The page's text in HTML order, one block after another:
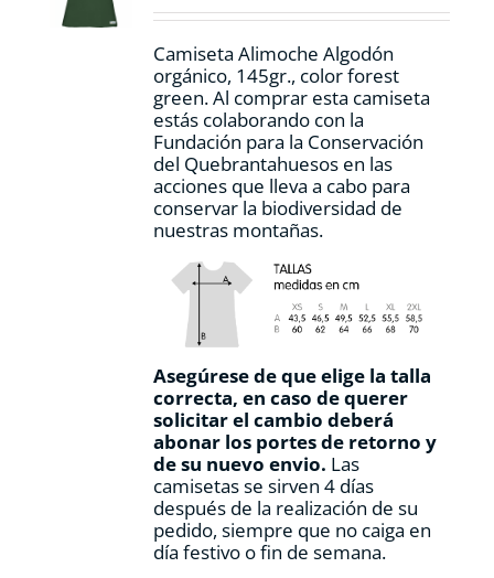
en
página
de
producto
Camiseta Alimoche Algodón
orgánico, 145gr., color forest
green. Al comprar esta camiseta
estás colaborando con la
Fundación para la Conservación
del Quebrantahuesos en las
acciones que lleva a cabo para
conservar la biodiversidad de
nuestras montañas.
Asegúrese de que elige la talla
correcta, en caso de querer
solicitar el cambio deberá
abonar los portes de retorno y
de su nuevo envio. Las
camisetas se sirven 4 días
después de la realización de su
pedido, siempre que no caiga en
día festivo o fin de semana.